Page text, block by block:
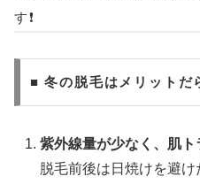
す❗️
■ 冬の脱毛はメリットだ
紫外線量が少なく、肌
脱毛前後は日焼けを避